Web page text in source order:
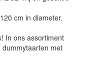
cm in diameter.
In ons assortiment
met